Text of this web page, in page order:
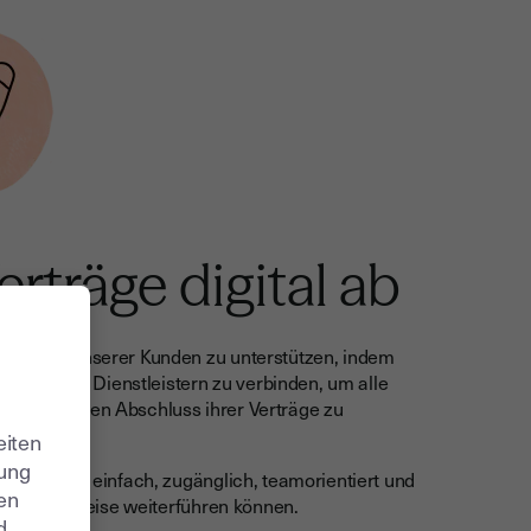
digital ab
unserer Kunden zu unterstützen, indem
und Dienstleistern zu verbinden, um alle
und den Abschluss ihrer Verträge zu
- einfach, zugänglich, teamorientiert und
und Weise weiterführen können.